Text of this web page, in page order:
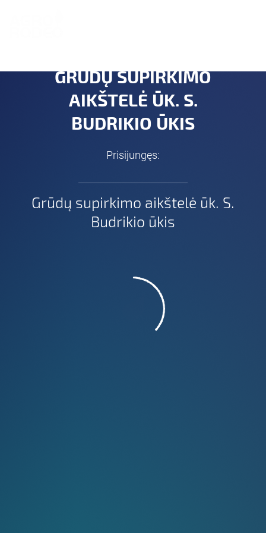
GRŪDŲ SUPIRKIMO
AIKŠTELĖ ŪK. S.
BUDRIKIO ŪKIS
Prisijungęs:
Grūdų supirkimo aikštelė ūk. S.
Budrikio ūkis